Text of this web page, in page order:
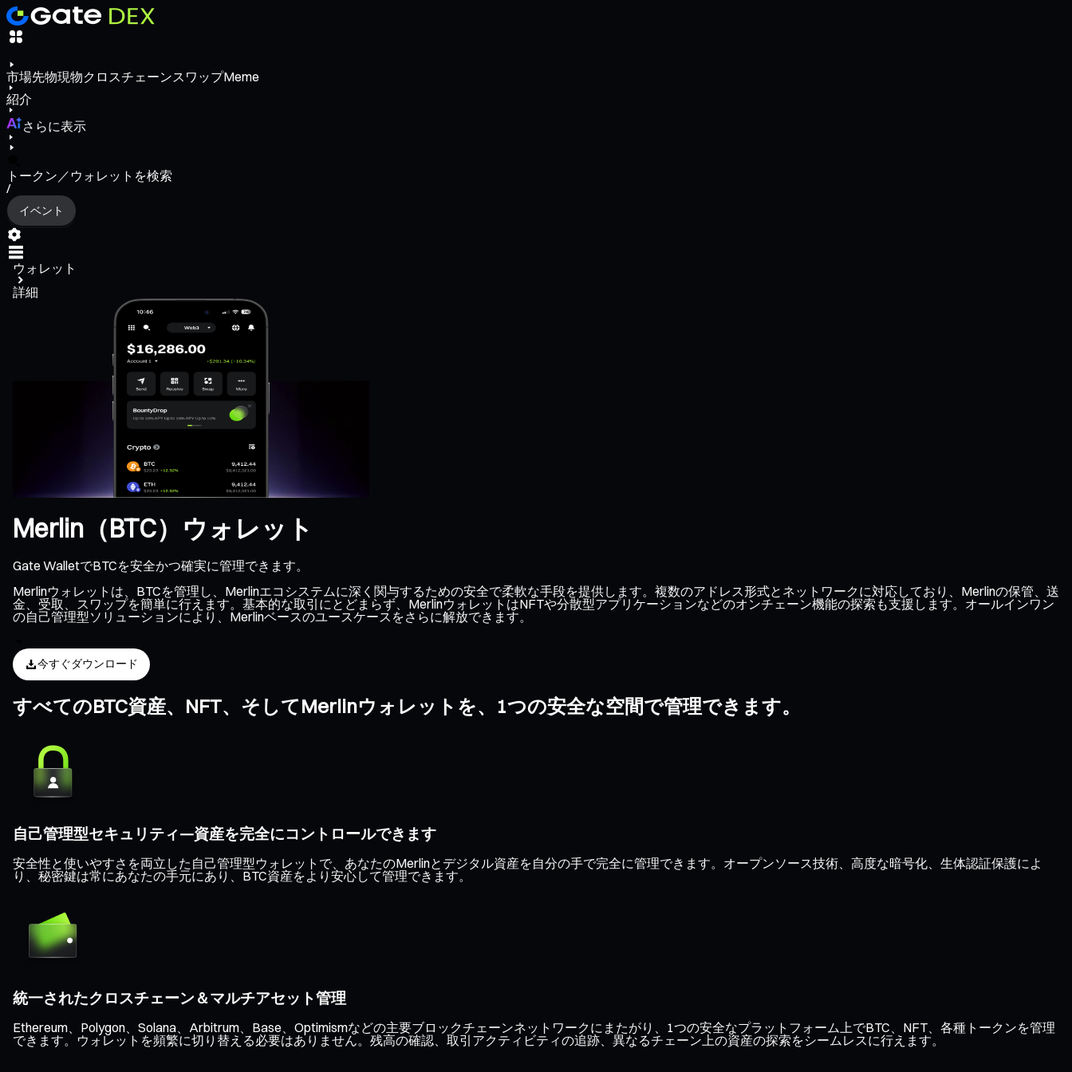
市場先物現物クロスチェーンスワップMeme
紹介
さらに表示
トークン／ウォレットを検索
/
イベント
ウォレット
詳細
Merlin（BTC）ウォレット
Gate WalletでBTCを安全かつ確実に管理できます。
Merlinウォレットは、BTCを管理し、Merlinエコシステムに深く関与するための安全で柔軟な手段を提供します。複数のアドレス形式とネットワークに対応しており、Merlinの保管、送
金、受取、スワップを簡単に行えます。基本的な取引にとどまらず、MerlinウォレットはNFTや分散型アプリケーションなどのオンチェーン機能の探索も支援します。オールインワン
の自己管理型ソリューションにより、Merlinベースのユースケースをさらに解放できます。
今すぐダウンロード
すべてのBTC資産、NFT、そしてMerlinウォレットを、1つの安全な空間で管理できます。
自己管理型セキュリティ—資産を完全にコントロールできます
安全性と使いやすさを両立した自己管理型ウォレットで、あなたのMerlinとデジタル資産を自分の手で完全に管理できます。オープンソース技術、高度な暗号化、生体認証保護によ
り、秘密鍵は常にあなたの手元にあり、BTC資産をより安心して管理できます。
統一されたクロスチェーン＆マルチアセット管理
Ethereum、Polygon、Solana、Arbitrum、Base、Optimismなどの主要ブロックチェーンネットワークにまたがり、1つの安全なプラットフォーム上でBTC、NFT、各種トークンを管理
できます。ウォレットを頻繁に切り替える必要はありません。残高の確認、取引アクティビティの追跡、異なるチェーン上の資産の探索をシームレスに行えます。